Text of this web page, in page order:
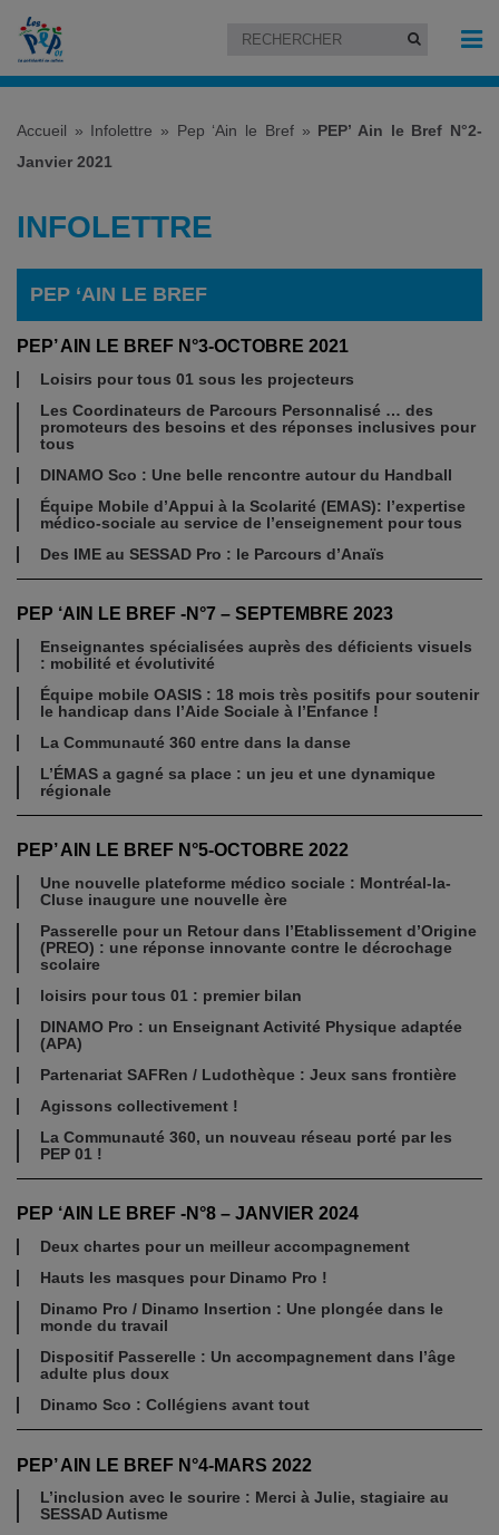
Accueil » Infolettre » Pep ‘Ain le Bref» PEP’ Ain le Bref N°2-
Janvier 2021
INFOLETTRE
PEP ‘AIN LE BREF
PEP’ AIN LE BREF N°3-OCTOBRE 2021
Loisirs pour tous 01 sous les projecteurs
Les Coordinateurs de Parcours Personnalisé … des
promoteurs des besoins et des réponses inclusives pour
tous
DINAMO Sco : Une belle rencontre autour du Handball
Équipe Mobile d’Appui à la Scolarité (EMAS): l’expertise
médico-sociale au service de l’enseignement pour tous
Des IME au SESSAD Pro : le Parcours d’Anaïs
PEP ‘AIN LE BREF -N°7 – SEPTEMBRE 2023
Enseignantes spécialisées auprès des déficients visuels
: mobilité et évolutivité
Équipe mobile OASIS : 18 mois très positifs pour soutenir
le handicap dans l’Aide Sociale à l’Enfance !
La Communauté 360 entre dans la danse
L’ÉMAS a gagné sa place : un jeu et une dynamique
régionale
PEP’ AIN LE BREF N°5-OCTOBRE 2022
Une nouvelle plateforme médico sociale : Montréal-la-
Cluse inaugure une nouvelle ère
Passerelle pour un Retour dans l’Etablissement d’Origine
(PREO) : une réponse innovante contre le décrochage
scolaire
loisirs pour tous 01 : premier bilan
DINAMO Pro : un Enseignant Activité Physique adaptée
(APA)
Partenariat SAFRen / Ludothèque : Jeux sans frontière
Agissons collectivement !
La Communauté 360, un nouveau réseau porté par les
PEP 01 !
PEP ‘AIN LE BREF -N°8 – JANVIER 2024
Deux chartes pour un meilleur accompagnement
Hauts les masques pour Dinamo Pro !
Dinamo Pro / Dinamo Insertion : Une plongée dans le
monde du travail
Dispositif Passerelle : Un accompagnement dans l’âge
adulte plus doux
Dinamo Sco : Collégiens avant tout
PEP’ AIN LE BREF N°4-MARS 2022
L’inclusion avec le sourire : Merci à Julie, stagiaire au
SESSAD Autisme